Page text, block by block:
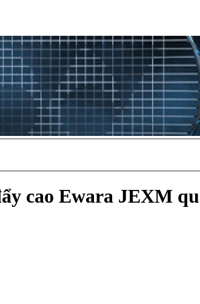
cao Ewara JEXM